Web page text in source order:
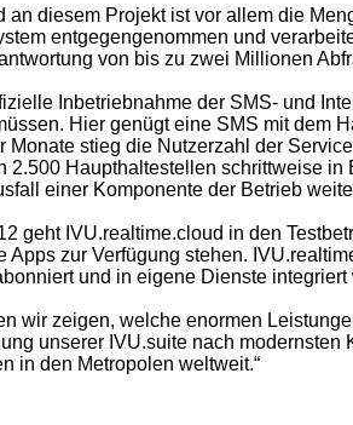
an diesem Projekt ist vor allem die
entgegengenommen und
von bis zu zwei Millionen
Inbetriebnahme der SMS- und
Hier genügt eine SMS mit
Monate stieg die Nutzerzahl der
2.500 Haupthaltestellen schrittweise
einer Komponente der Betrieb
geht IVU.realtime.cloud in den
zur Verfügung stehen.
und in eigene Dienste
wir zeigen, welche enormen
unserer IVU.suite nach
in den Metropolen weltweit.“